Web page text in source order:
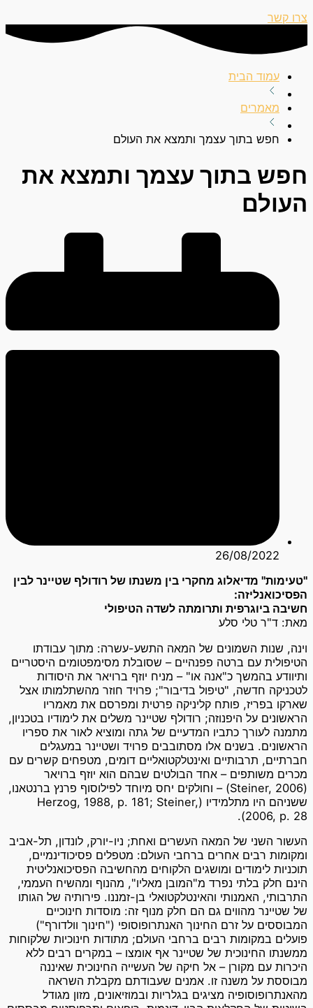
צרו קשר
עמוד הבית
מאמרים
חפש בתוך עצמך ותמצא את העולם
חפש בתוך עצמך ותמצא את
העולם
26/08/2022
"טעימות" מדיאלוג מחקרי בין משנתו של רודולף שטיינר לבין
הפסיכואנליזה:
חשיבה ביוגרפית ותרומתה לשדה הטיפולי
מאת: ד"ר טלי סלע
וינה, שנות השמונים של המאה התשע-עשרה: מתוך עבודתו
הטיפולית עם ברטה פפנהיים – שסובלת מסימפטומים היסטריים
ותיוודע בהמשך כ"אנה או" – מניח יוזף ברויאר את היסודות
לטכניקה חדשה, "טיפול בדיבור"; פרויד חוזר מהשתלמותו אצל
שארקו בפריז, פותח קליניקה פרטית ומפרסם את מאמריו
הראשונים על היפנוזה; רודולף שטיינר משלים את לימודיו בטכניון,
מתמנה לעורך כתביו המדעיים של גתה ומוציא לאור את ספריו
הראשונים. בשנים אלו מסתובבים פרויד ושטיינר במעגלים
חברתיים, תרבותיים ואינטלקטואליים דומים, מטפחים קשרים עם
מכרים משותפים – אחד הבולטים שבהם הוא יוזף ברויאר
(Steiner, 2006) – וחולקים יחס מיוחד לפילוסוף פרנץ ברנטאנו,
ששניהם היו מתלמידיו (Herzog, 1988, p. 181; Steiner,
2006, p. 28).
העשור השני של המאה העשרים ואחת; ניו-יורק, לונדון, תל-אביב
ומקומות רבים אחרים ברחבי העולם: מטפלים פסיכודינמיים,
תוכניות לימודים ומושגים הלקוחים מהחשיבה הפסיכואנליטית
הינם חלק בלתי נפרד מ"המובן מאליו", מהנוף ומהשיח העממי,
התרבותי, האמנותי והאינטלקטואלי בן-זמננו. פירותיה של הגותו
של שטיינר מהווים גם הם חלק מנוף זה: מוסדות חינוכיים
המבוססים על זרם החינוך האנתרופוסופי ("חינוך וולדורף")
פועלים במקומות רבים ברחבי העולם; מתודות חינוכיות שלקוחות
ממשנתו החינוכית של שטיינר אף אומצו – במקרים רבים ללא
היכרות עם מקורן – אל חיקה של העשייה החינוכית שאיננה
מבוססת על משנה זו. אמנים שעבודתם מקבלת השראה
מהאנתרופוסופיה מציגים בגלריות ובמוזיאונים, מזון מגודל